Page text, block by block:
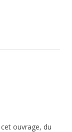
ouvrage, du